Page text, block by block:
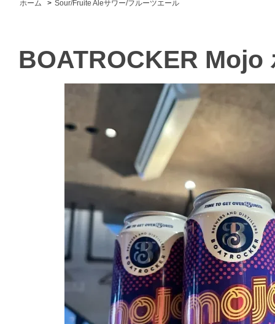
ホーム
> Sour/Fruite Aleサワー/フルーツエール
BOATROCKER Mojo